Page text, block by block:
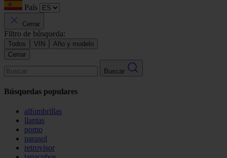
País
Cerrar
Filtro de búsqueda:
Todos VIN
Año y modelo
Cerrar
Buscar
Búsquedas populares
alfombrillas
llantas
pomo
parasol
retrovisor